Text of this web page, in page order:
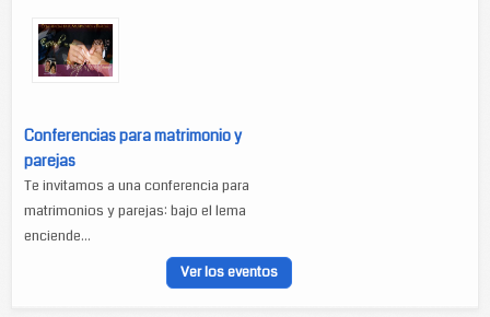
Conferencias para matrimonio y
parejas
Te invitamos a una conferencia para
matrimonios y parejas: bajo el lema
enciende...
Ver los eventos